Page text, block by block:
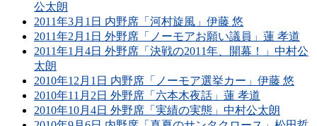
公太朗
2011年3月1日 内野席「河村旋風」伊藤 悠
2011年2月1日 外野席「ノーモアお願い議員」蓮 孝道
2011年1月4日 外野席「決戦の2011年、開幕！」中村公
太朗
2010年12月1日 内野席「ノーモア選挙カー」伊藤 悠
2010年11月2日 外野席「六本木夜話」蓮 孝道
2010年10月4日 外野席「実績の実態」中村公太朗